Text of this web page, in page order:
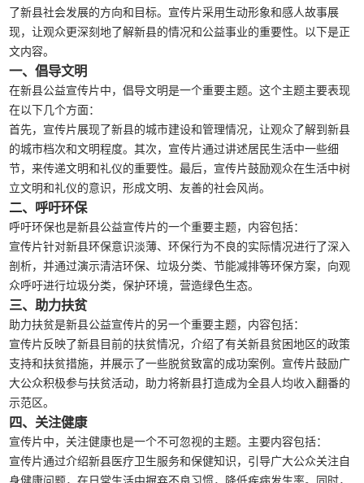
了新县社会发展的方向和目标。宣传片采用生动形象和感人故事展
现，让观众更深刻地了解新县的情况和公益事业的重要性。以下是正
文内容。
一、倡导文明
在新县公益宣传片中，倡导文明是一个重要主题。这个主题主要表现
在以下几个方面：
首先，宣传片展现了新县的城市建设和管理情况，让观众了解到新县
的城市档次和文明程度。其次，宣传片通过讲述居民生活中一些细
节，来传递文明和礼仪的重要性。最后，宣传片鼓励观众在生活中树
立文明和礼仪的意识，形成文明、友善的社会风尚。
二、呼吁环保
呼吁环保也是新县公益宣传片的一个重要主题，内容包括：
宣传片针对新县环保意识淡薄、环保行为不良的实际情况进行了深入
剖析，并通过演示清洁环保、垃圾分类、节能减排等环保方案，向观
众呼吁进行垃圾分类，保护环境，营造绿色生态。
三、助力扶贫
助力扶贫是新县公益宣传片的另一个重要主题，内容包括：
宣传片反映了新县目前的扶贫情况，介绍了有关新县贫困地区的政策
支持和扶贫措施，并展示了一些脱贫致富的成功案例。宣传片鼓励广
大公众积极参与扶贫活动，助力将新县打造成为全县人均收入翻番的
示范区。
四、关注健康
宣传片中，关注健康也是一个不可忽视的主题。主要内容包括：
宣传片通过介绍新县医疗卫生服务和保健知识，引导广大公众关注自